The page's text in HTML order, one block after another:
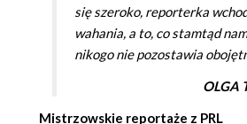
się szeroko, reporterka
wahania, a to, co stamtąd
nikogo nie pozostawia
OLGA
Mistrzowskie reportaże z PRL